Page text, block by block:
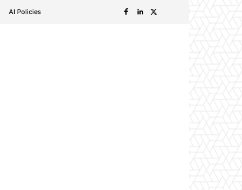
AI Policies